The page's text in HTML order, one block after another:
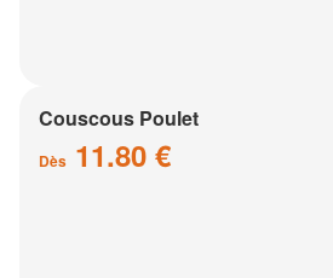
Couscous Poulet
Dès 11.80 €